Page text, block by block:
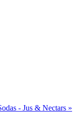
- Jus & Nectars »